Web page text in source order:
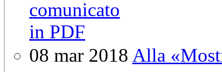
08 mar 2018 Alla